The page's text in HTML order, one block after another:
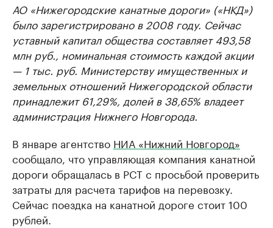
АО «Нижегородские канатные дороги» («НКД»)
было зарегистрировано в 2008 году. Сейчас
уставный капитал общества составляет 493,58
млн руб., номинальная стоимость каждой акции
— 1 тыс. руб. Министерству имущественных и
земельных отношений Нижегородской области
принадлежит 61,29%, долей в 38,65% владеет
администрация Нижнего Новгорода.
В январе агентство НИА «Нижний Новгород»
сообщало, что управляющая компания канатной
дороги обращалась в РСТ с просьбой проверить
затраты для расчета тарифов на перевозку.
Сейчас поездка на канатной дороге стоит 100
рублей.